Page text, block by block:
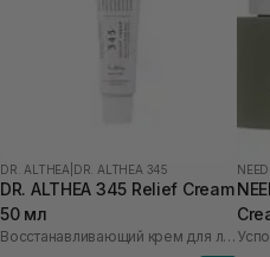
DR. ALTHEA DR. ALTHEA 345
DR. ALTHEA 345 Relief Cream
50 мл
Восстанавливающий крем для лица